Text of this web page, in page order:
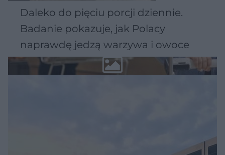
Daleko do pięciu porcji dziennie.
Badanie pokazuje, jak Polacy
naprawdę jedzą warzywa i owoce